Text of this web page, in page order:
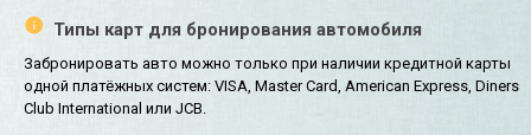
Типы карт для бронирования автомобиля
Забронировать авто можно только при наличии кредитной карты
одной платёжных систем: VISA, Master Card, American Express, Diners
Club International или JCB.